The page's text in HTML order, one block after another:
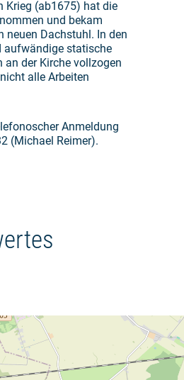
Krieg (ab1675) hat die
und bekam
neuen Dachstuhl. In den
aufwändige statische
an der Kirche vollzogen
alle Arbeiten
Anmeldung
(Michael Reimer).